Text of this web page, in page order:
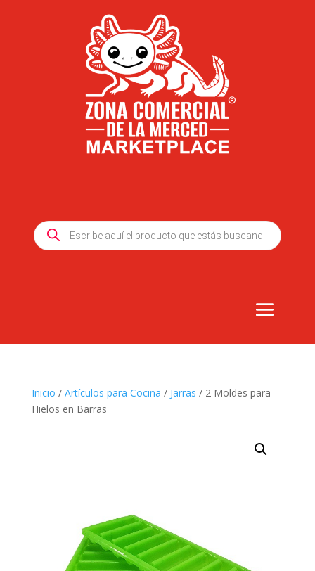
Products
search
Inicio / Artículos para Cocina / Jarras / 2 Moldes para
Hielos en Barras